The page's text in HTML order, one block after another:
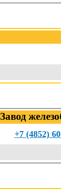
Завод
+7 (4852)